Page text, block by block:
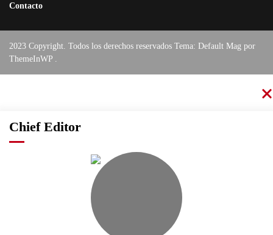
Contacto
2023 Copyright. Todos los derechos reservados Tema: Default Mag por
ThemeInWP
Chief Editor